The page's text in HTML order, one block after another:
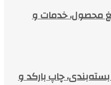
محصول، خدمات و
بسته‌بندی، چاپ بارکد و